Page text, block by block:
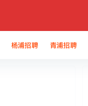
杨浦招聘 青浦招聘